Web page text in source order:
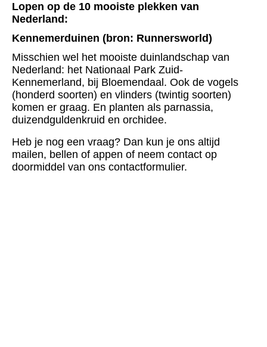
Lopen op de 10 mooiste plekken van
Nederland:
Kennemerduinen (bron: Runnersworld)
Misschien wel het mooiste duinlandschap van
Nederland: het Nationaal Park Zuid-
Kennemerland, bij Bloemendaal. Ook de vogels
(honderd soorten) en vlinders (twintig soorten)
komen er graag. En planten als parnassia,
duizendguldenkruid en orchidee.
Heb je nog een vraag? Dan kun je ons altijd
mailen, bellen of appen of neem contact op
doormiddel van ons contactformulier.